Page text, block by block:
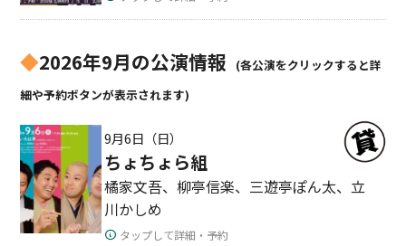
◆2026年9月の公演情報
(各公演をクリックすると詳
細や予約ボタンが表示されます)
9月6日（日）
ちょちょら組
橘家文吾、柳亭信楽、三遊亭ぽん太、立
川かしめ
タップして詳細・予約